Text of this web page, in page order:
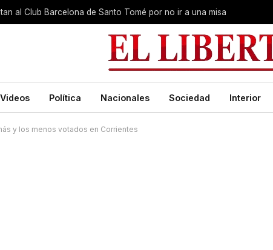
al Club Barcelona de Santo Tomé por no ir a una misa
Videos Política Nacionales Sociedad Interior
y los menos votados en Corrientes